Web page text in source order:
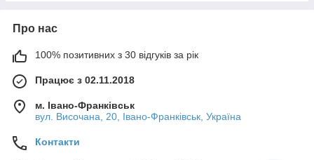
Про нас
100% позитивних з 30 відгуків за рік
Працює з 02.11.2018
м. Івано-Франківськ
вул. Височана, 20, Івано-Франківськ, Україна
Контакти